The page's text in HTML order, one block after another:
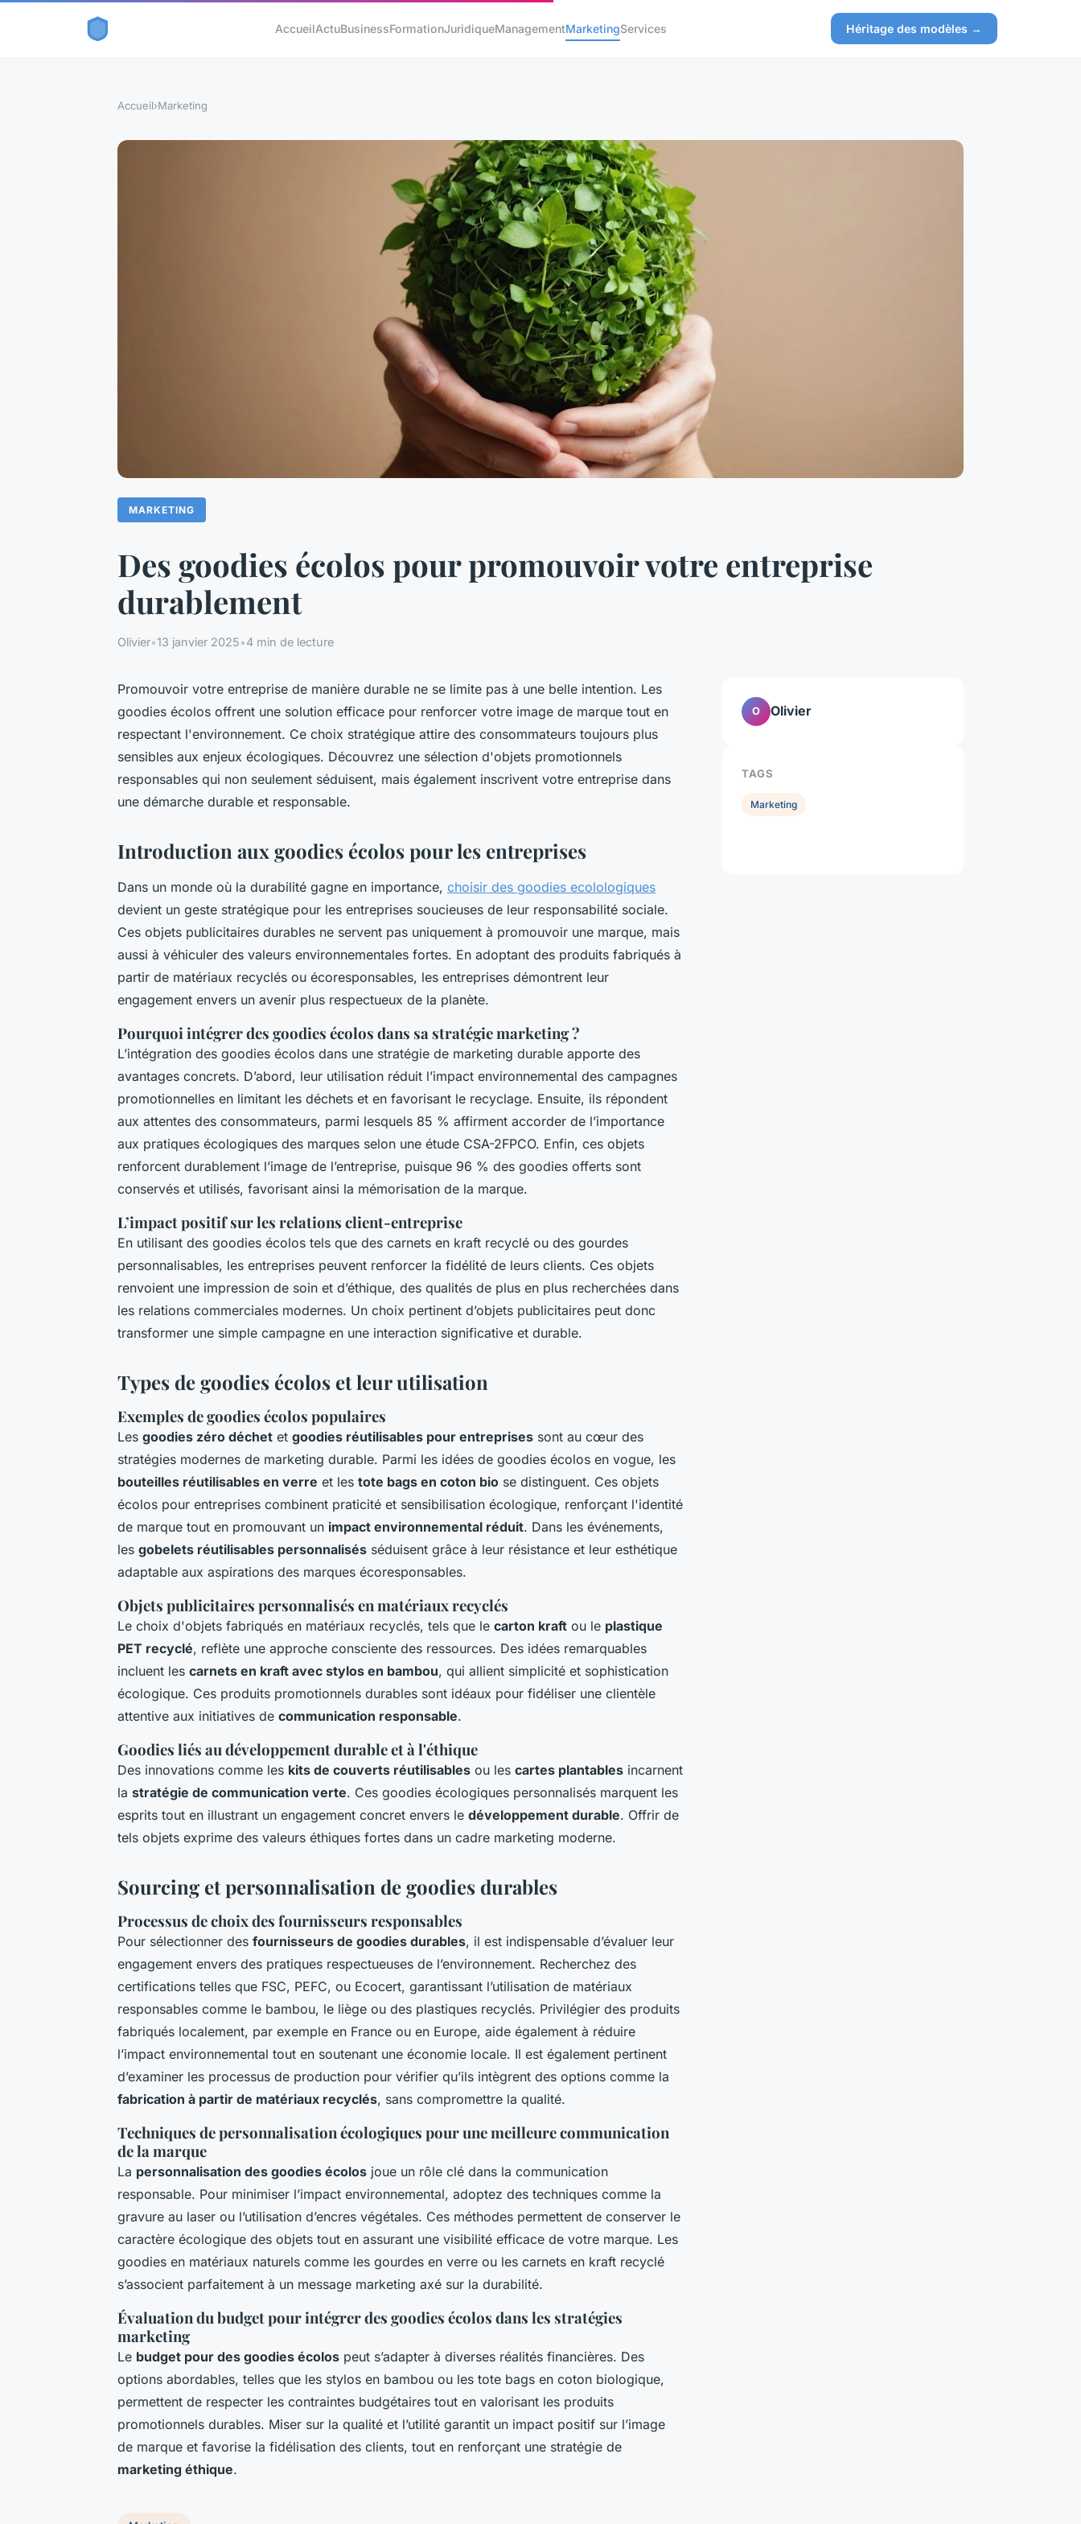
AccueilActuBusinessFormationJuridiqueManagementMarketingServices Héritage des modèles →
Accueil›Marketing
MARKETING
Des goodies écolos pour promouvoir votre entreprise
durablement
Olivier•13 janvier 2025•4 min de lecture
Promouvoir votre entreprise de manière durable ne se limite pas à une belle intention. Les
goodies écolos offrent une solution efficace pour renforcer votre image de marque tout en
respectant l'environnement. Ce choix stratégique attire des consommateurs toujours plus
sensibles aux enjeux écologiques. Découvrez une sélection d'objets promotionnels
responsables qui non seulement séduisent, mais également inscrivent votre entreprise dans
une démarche durable et responsable.
Introduction aux goodies écolos pour les entreprises
Dans un monde où la durabilité gagne en importance, choisir des goodies ecolologiques
devient un geste stratégique pour les entreprises soucieuses de leur responsabilité sociale.
Ces objets publicitaires durables ne servent pas uniquement à promouvoir une marque, mais
aussi à véhiculer des valeurs environnementales fortes. En adoptant des produits fabriqués à
partir de matériaux recyclés ou écoresponsables, les entreprises démontrent leur
engagement envers un avenir plus respectueux de la planète.
Pourquoi intégrer des goodies écolos dans sa stratégie marketing ?
L’intégration des goodies écolos dans une stratégie de marketing durable apporte des
avantages concrets. D’abord, leur utilisation réduit l’impact environnemental des campagnes
promotionnelles en limitant les déchets et en favorisant le recyclage. Ensuite, ils répondent
aux attentes des consommateurs, parmi lesquels 85 % affirment accorder de l’importance
aux pratiques écologiques des marques selon une étude CSA-2FPCO. Enfin, ces objets
renforcent durablement l’image de l’entreprise, puisque 96 % des goodies offerts sont
conservés et utilisés, favorisant ainsi la mémorisation de la marque.
L’impact positif sur les relations client-entreprise
En utilisant des goodies écolos tels que des carnets en kraft recyclé ou des gourdes
personnalisables, les entreprises peuvent renforcer la fidélité de leurs clients. Ces objets
renvoient une impression de soin et d’éthique, des qualités de plus en plus recherchées dans
les relations commerciales modernes. Un choix pertinent d’objets publicitaires peut donc
transformer une simple campagne en une interaction significative et durable.
Types de goodies écolos et leur utilisation
Exemples de goodies écolos populaires
Les goodies zéro déchet et goodies réutilisables pour entreprises sont au cœur des
stratégies modernes de marketing durable. Parmi les idées de goodies écolos en vogue, les
bouteilles réutilisables en verre et les tote bags en coton bio se distinguent. Ces objets
écolos pour entreprises combinent praticité et sensibilisation écologique, renforçant l'identité
de marque tout en promouvant un impact environnemental réduit. Dans les événements,
les gobelets réutilisables personnalisés séduisent grâce à leur résistance et leur esthétique
adaptable aux aspirations des marques écoresponsables.
Objets publicitaires personnalisés en matériaux recyclés
Le choix d'objets fabriqués en matériaux recyclés, tels que le carton kraft ou le plastique
PET recyclé, reflète une approche consciente des ressources. Des idées remarquables
incluent les carnets en kraft avec stylos en bambou, qui allient simplicité et sophistication
écologique. Ces produits promotionnels durables sont idéaux pour fidéliser une clientèle
attentive aux initiatives de communication responsable.
Goodies liés au développement durable et à l'éthique
Des innovations comme les kits de couverts réutilisables ou les cartes plantables incarnent
la stratégie de communication verte. Ces goodies écologiques personnalisés marquent les
esprits tout en illustrant un engagement concret envers le développement durable. Offrir de
tels objets exprime des valeurs éthiques fortes dans un cadre marketing moderne.
Sourcing et personnalisation de goodies durables
Processus de choix des fournisseurs responsables
Pour sélectionner des fournisseurs de goodies durables, il est indispensable d’évaluer leur
engagement envers des pratiques respectueuses de l’environnement. Recherchez des
certifications telles que FSC, PEFC, ou Ecocert, garantissant l’utilisation de matériaux
responsables comme le bambou, le liège ou des plastiques recyclés. Privilégier des produits
fabriqués localement, par exemple en France ou en Europe, aide également à réduire
l’impact environnemental tout en soutenant une économie locale. Il est également pertinent
d’examiner les processus de production pour vérifier qu’ils intègrent des options comme la
fabrication à partir de matériaux recyclés, sans compromettre la qualité.
Techniques de personnalisation écologiques pour une meilleure communication
de la marque
La personnalisation des goodies écolos joue un rôle clé dans la communication
responsable. Pour minimiser l’impact environnemental, adoptez des techniques comme la
gravure au laser ou l’utilisation d’encres végétales. Ces méthodes permettent de conserver le
caractère écologique des objets tout en assurant une visibilité efficace de votre marque. Les
goodies en matériaux naturels comme les gourdes en verre ou les carnets en kraft recyclé
s’associent parfaitement à un message marketing axé sur la durabilité.
Évaluation du budget pour intégrer des goodies écolos dans les stratégies
marketing
Le budget pour des goodies écolos peut s’adapter à diverses réalités financières. Des
options abordables, telles que les stylos en bambou ou les tote bags en coton biologique,
permettent de respecter les contraintes budgétaires tout en valorisant les produits
promotionnels durables. Miser sur la qualité et l’utilité garantit un impact positif sur l’image
de marque et favorise la fidélisation des clients, tout en renforçant une stratégie de
marketing éthique.
O Olivier
TAGS
Marketing